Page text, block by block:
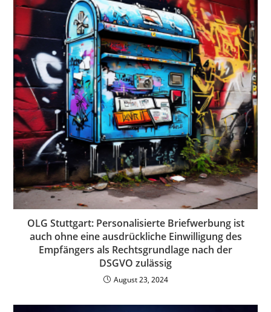
OLG Stuttgart: Personalisierte Briefwerbung ist
auch ohne eine ausdrückliche Einwilligung des
Empfängers als Rechtsgrundlage nach der
DSGVO zulässig
August 23, 2024